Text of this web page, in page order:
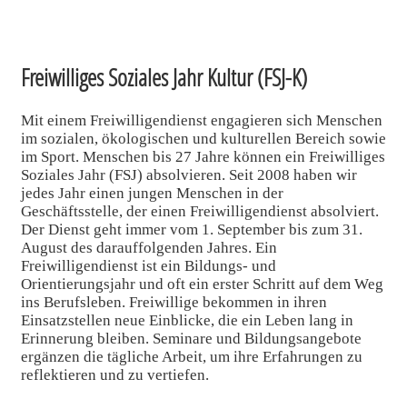
Freiwilliges Soziales Jahr Kultur (FSJ-K)
Mit einem Freiwilligendienst engagieren sich Menschen
im sozialen, ökologischen und kulturellen Bereich sowie
im Sport. Menschen bis 27 Jahre können ein Freiwilliges
Soziales Jahr (FSJ) absolvieren. Seit 2008 haben wir
jedes Jahr einen jungen Menschen in der
Geschäftsstelle, der einen Freiwilligendienst absolviert.
Der Dienst geht immer vom 1. September bis zum 31.
August des darauffolgenden Jahres. Ein
Freiwilligendienst ist ein Bildungs- und
Orientierungsjahr und oft ein erster Schritt auf dem Weg
ins Berufsleben. Freiwillige bekommen in ihren
Einsatzstellen neue Einblicke, die ein Leben lang in
Erinnerung bleiben. Seminare und Bildungsangebote
ergänzen die tägliche Arbeit, um ihre Erfahrungen zu
reflektieren und zu vertiefen.